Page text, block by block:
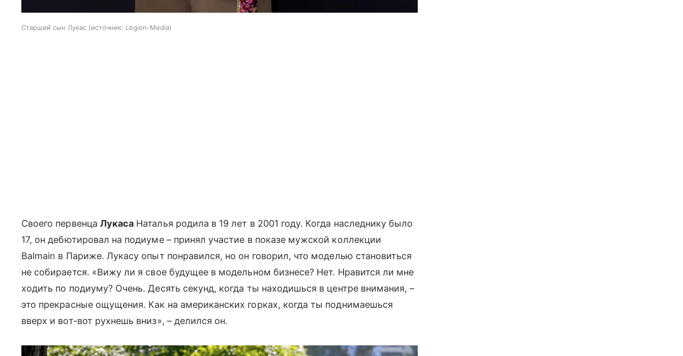
Старший сын Лукас источник: Legion-Media
Своего первенца Лукаса Наталья родила в 19 лет в 2001 году. Когда наследнику было
17, он дебютировал на подиуме – принял участие в показе мужской коллекции
Balmain в Париже. Лукасу опыт понравился, но он говорил, что моделью становиться
не собирается. «Вижу ли я свое будущее в модельном бизнесе? Нет. Нравится ли мне
ходить по подиуму? Очень. Десять секунд, когда ты находишься в центре внимания, –
это прекрасные ощущения. Как на американских горках, когда ты поднимаешься
вверх и вот-вот рухнешь вниз», – делился он.